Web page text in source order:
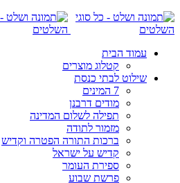
עמוד הבית
קטלוג מוצרים
שילוט לבתי כנסת
7 המינים
מודים דרבנן
תפילה לשלום המדינה
מזמור לתודה
ברכות התורה הפטרה וקדיש
קדיש על ישראל
ספירת העומר
פרשת שבוע